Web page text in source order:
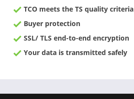
TCO meets the TS quality criteria
Buyer protection
SSL/ TLS end-to-end encryption
Your data is transmitted safely